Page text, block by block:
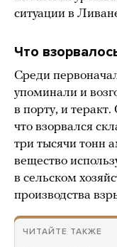
ситуации в
Что
Среди
упоминали и
в порту, и
что взорвался
три тысячи тонн
вещество
в сельском
производства
ЧИТАЙТЕ ТАКЖЕ